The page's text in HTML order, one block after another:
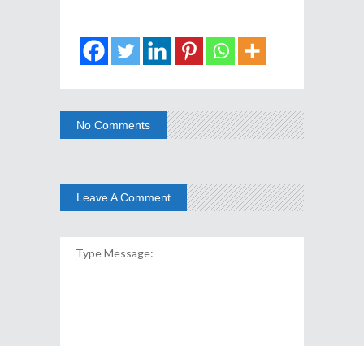
No Comments
Leave A Comment